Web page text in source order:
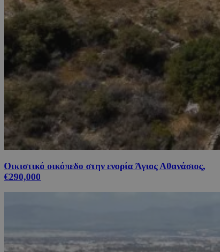
Οικιστικό οικόπεδο στην ενορία Άγιος Αθανάσιος,
€290,000